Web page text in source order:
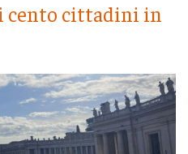
cento cittadini in